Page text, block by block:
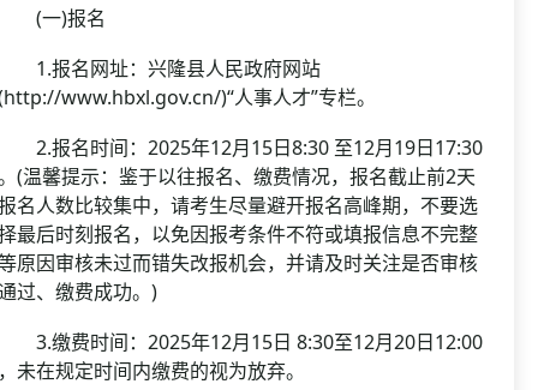
一)报名
报名网址：兴隆县人民政府网站
www.hbxl.gov.cn/)“人事人才”专栏。
报名时间：2025年12月15日8:30 至12月19日17:30
(温馨提示：鉴于以往报名、缴费情况，报名截止前2天
名人数比较集中，请考生尽量避开报名高峰期，不要选
最后时刻报名，以免因报考条件不符或填报信息不完整
原因审核未过而错失改报机会，并请及时关注是否审核
过、缴费成功。)
缴费时间：2025年12月15日 8:30至12月20日12:00
未在规定时间内缴费的视为放弃。